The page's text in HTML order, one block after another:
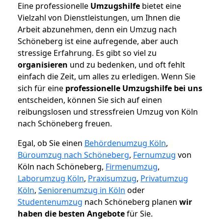
Eine professionelle Umzugshilfe bietet eine
Vielzahl von Dienstleistungen, um Ihnen die
Arbeit abzunehmen, denn ein Umzug nach
Schöneberg ist eine aufregende, aber auch
stressige Erfahrung. Es gibt so viel zu
organisieren und zu bedenken, und oft fehlt
einfach die Zeit, um alles zu erledigen. Wenn Sie
sich für eine professionelle Umzugshilfe bei uns
entscheiden, können Sie sich auf einen
reibungslosen und stressfreien Umzug von Köln
nach Schöneberg freuen.
Egal, ob Sie einen Behördenumzug Köln,
Büroumzug nach Schöneberg, Fernumzug von
Köln nach Schöneberg, Firmenumzug,
Laborumzug Köln, Praxisumzug, Privatumzug
Köln, Seniorenumzug in Köln oder
Studentenumzug nach Schöneberg planen wir
haben die besten Angebotefür Sie.